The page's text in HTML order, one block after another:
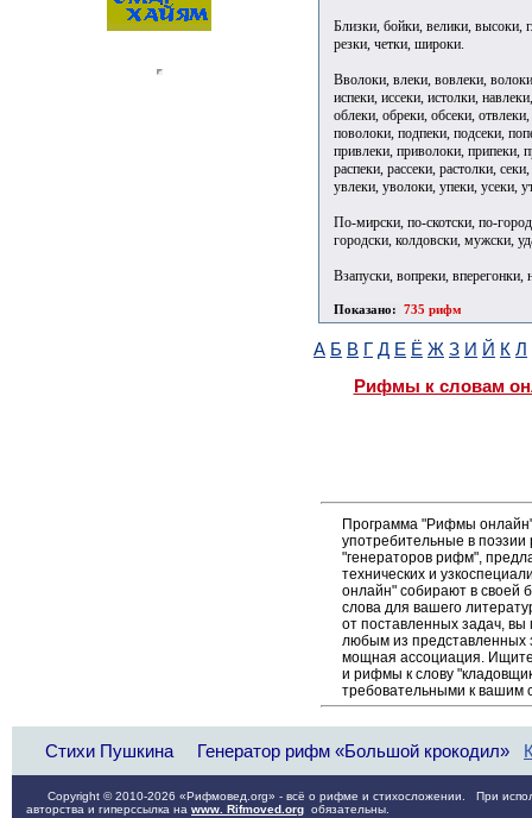
Близки, бойки, велики, высоки,
резки, четки, широки.
Вволоки, влеки, вовлеки,
испеки, иссеки, истолки,
облеки, обреки, обсеки,
поволоки, подпеки, подсеки,
привлеки, приволоки, припеки,
распеки, рассеки, растолки,
увлеки, уволоки, упеки, усеки,
По-мирски, по-скотски, по-
городски, колдовски, мужски,
Взапуски, вопреки, вперегонки,
Показано: 735 рифм
А Б В Г Д Е Ё Ж З И Й К Л
Рифмы к словам
Программа "Рифмы
употребительные в
"генераторов рифм",
технических и
онлайн" собирают в своей
слова для вашего
от поставленных задач,
любым из
мощная ассоциация. Ищите
и рифмы к слову
требовательными к вашим
Стихи Пушкина Генератор рифм «Большой крокодил»
Copyright © 2010-2026 «Рифмовед.org» - всё о рифме и стихосложении. При
авторства и гиперссылка на www. Rifmoved.org обязательны.